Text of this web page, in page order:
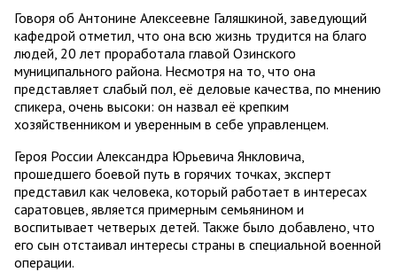
Говоря об Антонине Алексеевне Галяшкиной, заведующий
кафедрой отметил, что она всю жизнь трудится на благо
людей, 20 лет проработала главой Озинского
муниципального района. Несмотря на то, что она
представляет слабый пол, её деловые качества, по мнению
спикера, очень высоки: он назвал её крепким
хозяйственником и уверенным в себе управленцем.
Героя России Александра Юрьевича Янкловича,
прошедшего боевой путь в горячих точках, эксперт
представил как человека, который работает в интересах
саратовцев, является примерным семьянином и
воспитывает четверых детей. Также было добавлено, что
его сын отстаивал интересы страны в специальной военной
операции.